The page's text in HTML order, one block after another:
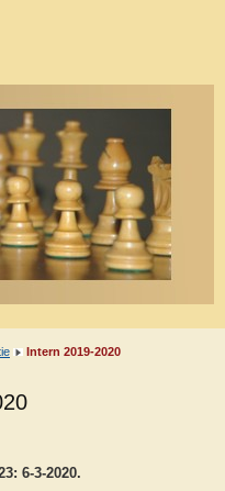
Intern 2019-2020
6-3-2020.